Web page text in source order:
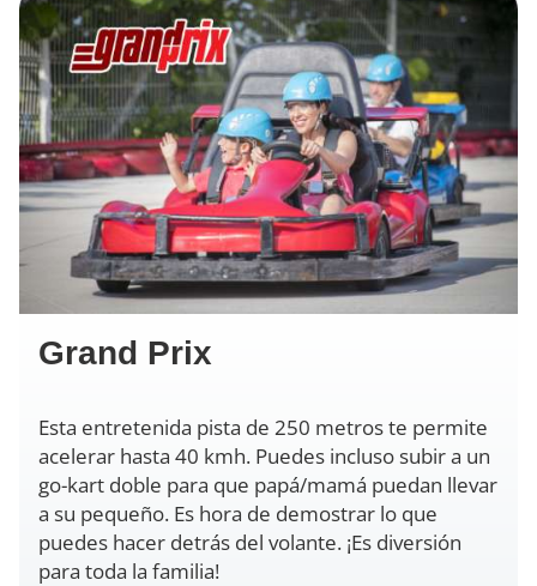
Grand Prix
Esta entretenida pista de 250 metros te permite
acelerar hasta 40 kmh. Puedes incluso subir a un
go-kart doble para que papá/mamá puedan llevar
a su pequeño. Es hora de demostrar lo que
puedes hacer detrás del volante. ¡Es diversión
para toda la familia!